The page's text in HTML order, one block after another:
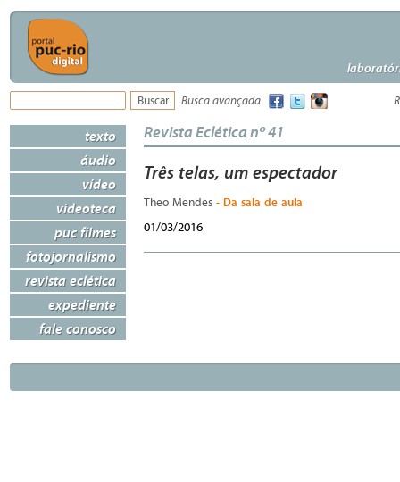
Busca avançada
texto
áudio
vídeo
videoteca
puc filmes
fotojornalismo
revista eclética
expediente
fale conosco
Revista Eclética nº 41
Três telas, um espectador
Theo Mendes - Da sala de aula
01/03/2016